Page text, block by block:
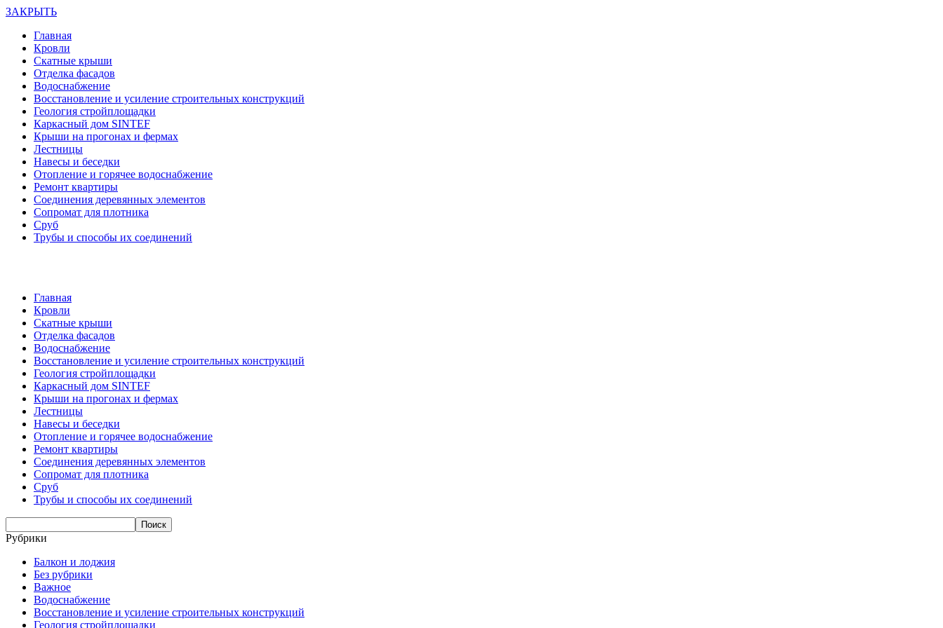
ЗАКРЫТЬ
Главная
Кровли
Скатные крыши
Отделка фасадов
Водоснабжение
Восстановление и усиление строительных конструкций
Геология стройплощадки
Каркасный дом SINTEF
Крыши на прогонах и фермах
Лестницы
Навесы и беседки
Отопление и горячее водоснабжение
Ремонт квартиры
Соединения деревянных элементов
Сопромат для плотника
Сруб
Трубы и способы их соединений
Главная
Кровли
Скатные крыши
Отделка фасадов
Водоснабжение
Восстановление и усиление строительных конструкций
Геология стройплощадки
Каркасный дом SINTEF
Крыши на прогонах и фермах
Лестницы
Навесы и беседки
Отопление и горячее водоснабжение
Ремонт квартиры
Соединения деревянных элементов
Сопромат для плотника
Сруб
Трубы и способы их соединений
Рубрики
Балкон и лоджия
Без рубрики
Важное
Водоснабжение
Восстановление и усиление строительных конструкций
Геология стройплощадки